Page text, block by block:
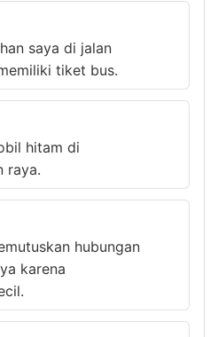
saya di jalan
tiket bus.
hitam di
raya.
hubungan
karena